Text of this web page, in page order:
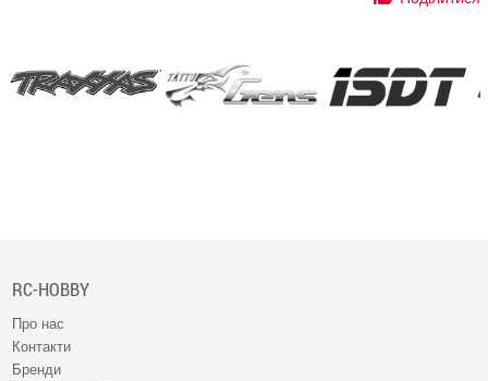
RC-HOBBY
Про нас
Контакти
Бренди